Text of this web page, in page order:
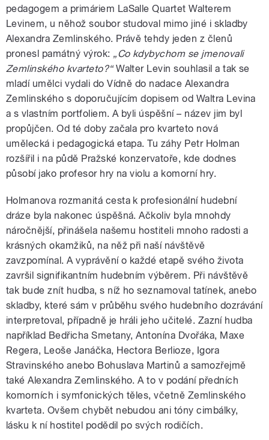
pedagogem a primáriem LaSalle Quartet Walterem
Levinem, u něhož soubor studoval mimo jiné i skladby
Alexandra Zemlinského. Právě tehdy jeden z členů
pronesl památný výrok: „Co kdybychom se jmenovali
Zemlinského kvarteto?“Walter Levin souhlasil a tak se
mladí umělci vydali do Vídně do nadace Alexandra
Zemlinského s doporučujícím dopisem od Waltra Levina
a s vlastním portfoliem. A byli úspěšní – název jim byl
propůjčen. Od té doby začala pro kvarteto nová
umělecká i pedagogická etapa. Tu záhy Petr Holman
rozšířil i na půdě Pražské konzervatoře, kde dodnes
působí jako profesor hry na violu a komorní hry.
Holmanova rozmanitá cesta k profesionální hudební
dráze byla nakonec úspěšná. Ačkoliv byla mnohdy
náročnější, přinášela našemu hostiteli mnoho radosti a
krásných okamžiků, na něž při naší návštěvě
zavzpomínal. A vyprávění o každé etapě svého života
završil signifikantním hudebním výběrem. Při návštěvě
tak bude znít hudba, s níž ho seznamoval tatínek, anebo
skladby, které sám v průběhu svého hudebního dozrávání
interpretoval, případně je hráli jeho učitelé. Zazní hudba
například Bedřicha Smetany, Antonína Dvořáka, Maxe
Regera, Leoše Janáčka, Hectora Berlioze, Igora
Stravinského anebo Bohuslava Martinů a samozřejmě
také Alexandra Zemlinského. A to v podání předních
komorních i symfonických těles, včetně Zemlinského
kvarteta. Ovšem chybět nebudou ani tóny cimbálky,
lásku k ní hostitel podědil po svých rodičích.